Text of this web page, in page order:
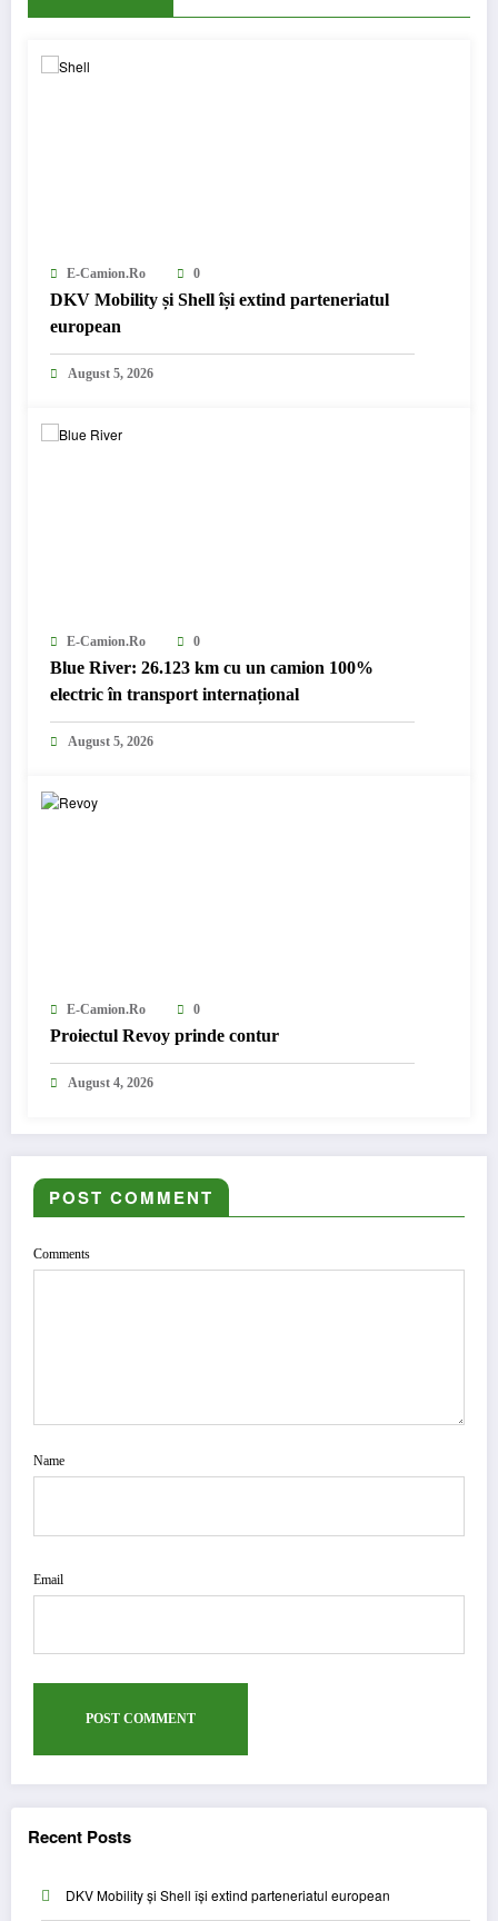
E-Camion.ro 0
DKV Mobility și Shell își extind parteneriatul
european
August 5, 2026
E-Camion.ro 0
Blue River: 26.123 km cu un camion 100%
electric în transport internațional
August 5, 2026
E-Camion.ro 0
Proiectul Revoy prinde contur
August 4, 2026
POST COMMENT
Comments
Name
Email
Recent Posts
DKV Mobility și Shell își extind parteneriatul european